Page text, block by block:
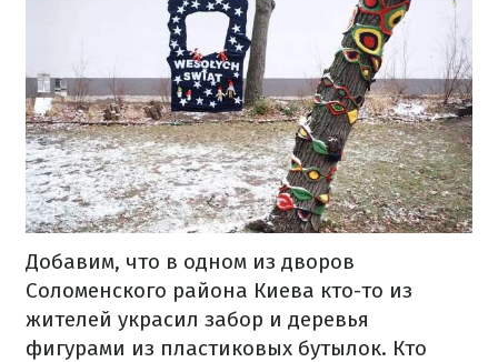
Добавим, что в одном из дворов
Соломенского района Киева кто-то из
жителей украсил забор и деревья
фигурами из пластиковых бутылок. Кто